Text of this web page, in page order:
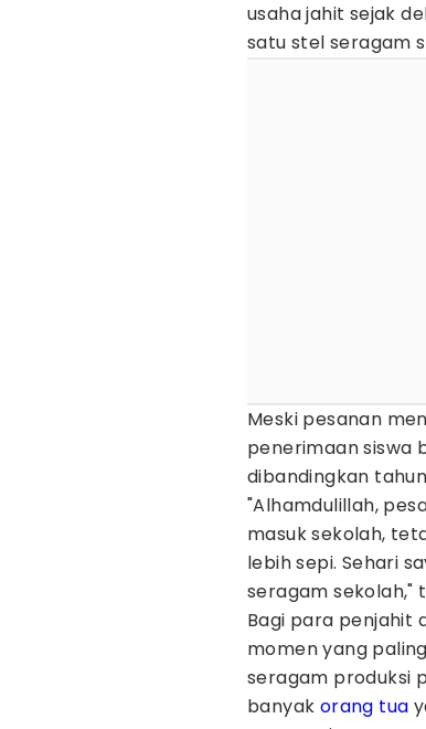
usaha jahit sejak
satu stel seragam
Meski pesanan
penerimaan siswa
dibandingkan
"Alhamdulillah,
masuk sekolah,
lebih sepi. Sehari
seragam sekolah,"
Bagi para penjahit
momen yang
seragam produksi
banyak orang tua